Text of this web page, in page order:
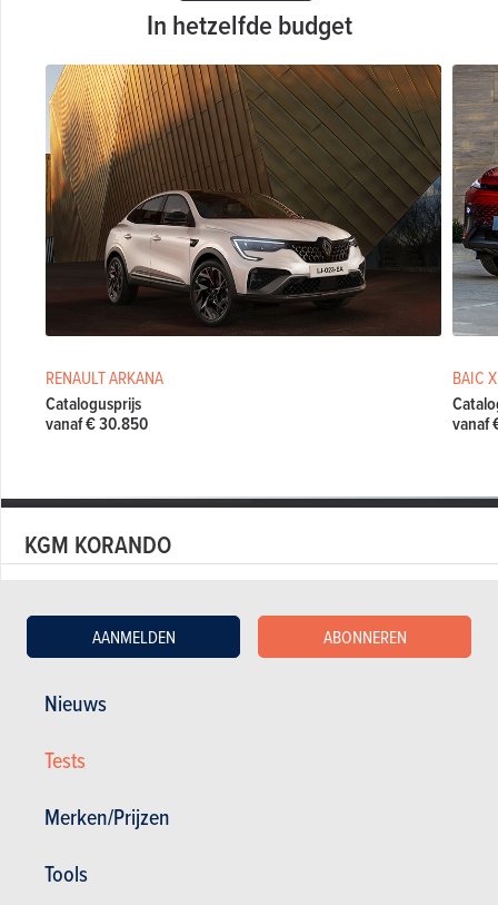
Nieuws
Tests
Merken/Prijzen
Tools
AANMELDEN ABONNEREN
In hetzelfde budget
RENAULT ARKANA
Catalogusprijs
vanaf € 30.850
BAIC
vanaf
KGM KORANDO
Tweedehands KGM Korando
Tests KGM Korando
Prijzen KGM Korando